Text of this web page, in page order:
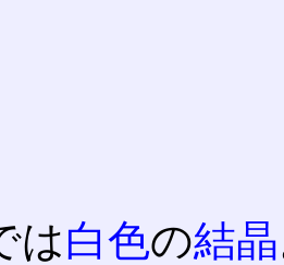
は白色の結晶